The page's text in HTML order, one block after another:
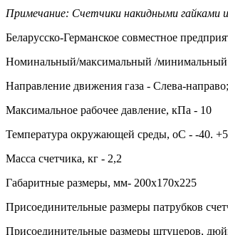
Примечание: Счетчики накидными гайками
Беларусско-Германское совместное
Номинальный/максимальный /минимальный
Направление движения газа - Слева-
Максимальное рабочее давление, кПа - 10
Температура окружающей среды, оС - -40.
Масса счетчика, кг - 2,2
Габаритные размеры, мм- 200х170х225
Присоединительные размеры патрубков
Присоединительные размеры штуцеров,